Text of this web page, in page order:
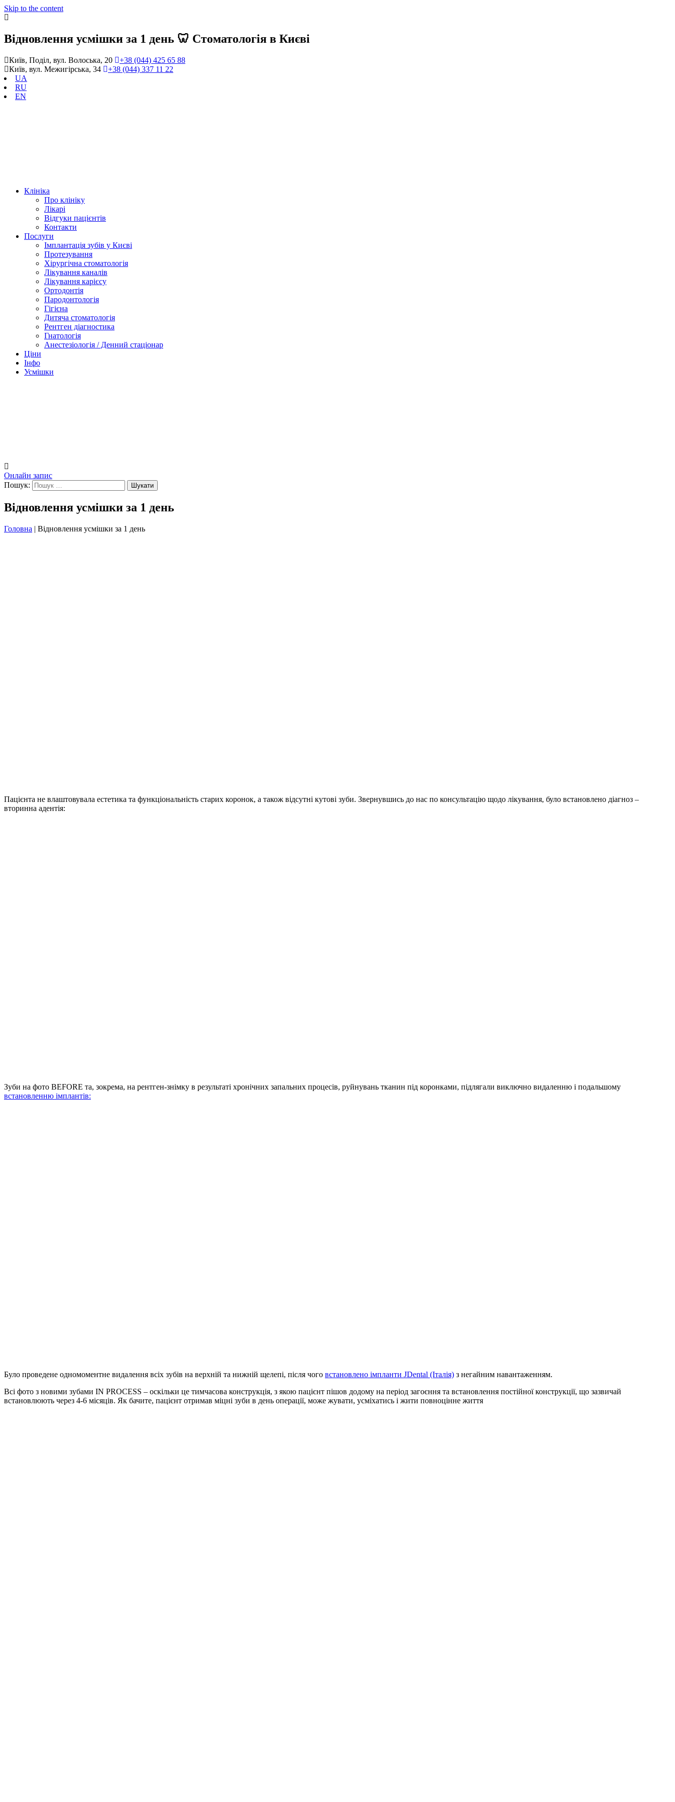
Skip to the content
Відновлення усмішки за 1 день 🦷 Стоматологія в Києві
Київ, Поділ, вул. Волоська, 20
+38 (044) 425 65 88
Київ, вул. Межигірська, 34
+38 (044) 337 11 22
UA
RU
EN
Клініка
Про клініку
Лікарі
Відгуки пацієнтів
Контакти
Послуги
Імплантація зубів у Києві
Протезування
Хірургічна стоматологія
Лікування каналів
Лікування карієсу
Ортодонтія
Пародонтологія
Гігієна
Дитяча стоматологія
Рентген діагностика
Гнатологія
Анестезіологія / Денний стаціонар
Ціни
Інфо
Усмішки
Онлайн запис
Пошук:
Відновлення усмішки за 1 день
Головна | Відновлення усмішки за 1 день
Пацієнта не влаштовувала естетика та функціональність старих коронок, а також відсутні кутові зуби. Звернувшись до нас по консультацію щодо лікування, було встановлено діагноз –
вторинна адентія:
Зуби на фото BEFORE та, зокрема, на рентген-знімку в результаті хронічних запальних процесів, руйнувань тканин під коронками, підлягали виключно видаленню і подальшому
встановленню імплантів:
Було проведене одномоментне видалення всіх зубів на верхній та нижній щелепі, після чого встановлено імпланти JDental (Італія) з негайним навантаженням.
Всі фото з новими зубами IN PROCESS – оскільки це тимчасова конструкція, з якою пацієнт пішов додому на період загоєння та встановлення постійної конструкції, що зазвичай
встановлюють через 4-6 місяців. Як бачите, пацієнт отримав міцні зуби в день операції, може жувати, усміхатись і жити повноцінне життя